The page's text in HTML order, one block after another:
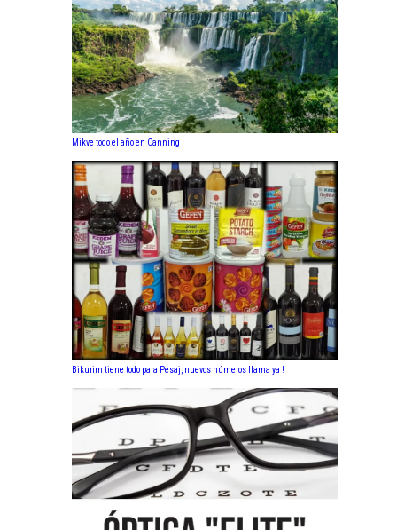
Mikve todo el año en Canning
Bikurim tiene todo para Pesaj, nuevos números llama ya !